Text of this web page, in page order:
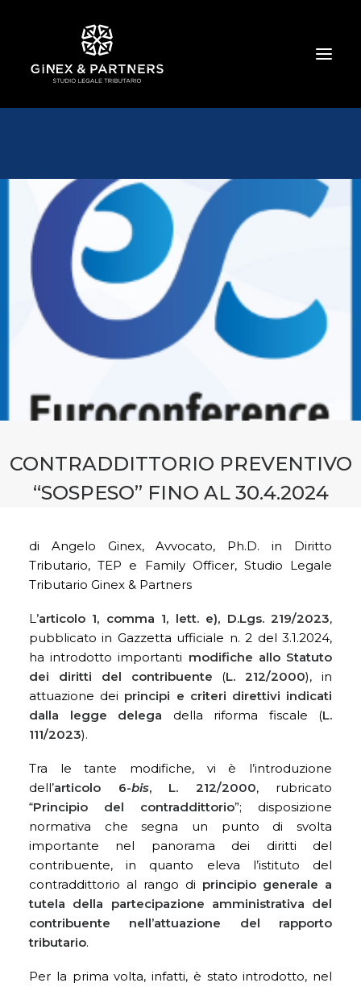
CHI SIAMO
TRIBUTARIO E PENALE TRIBUTARIO
GESTIONE E PROTEZIONE DEL PATRIMONIO
SOCIETARIO E CONTRATTUALISTICA
COMMERCIO INTERNAZIONALE
BANCARIO E FINANZIARIO
NEWS ED EVENTI
CONTRADDITTORIO PREVENTIVO
“SOSPESO” FINO AL 30.4.2024
di Angelo Ginex, Avvocato, Ph.D. in Diritto
Tributario, TEP e Family Officer, Studio Legale
Tributario Ginex & Partners
L’articolo 1, comma 1, lett. e), D.Lgs. 219/2023,
pubblicato in Gazzetta ufficiale n. 2 del 3.1.2024,
ha introdotto importanti modifiche allo Statuto
dei diritti del contribuente (L. 212/2000), in
attuazione dei principi e criteri direttivi indicati
dalla legge delega della riforma fiscale (L.
111/2023).
Tra le tante modifiche, vi è l’introduzione
dell’articolo 6-bis, L. 212/2000, rubricato
“Principio del contraddittorio”; disposizione
normativa che segna un punto di svolta
importante nel panorama dei diritti del
contribuente, in quanto eleva l’istituto del
contraddittorio al rango di principio generale a
tutela della partecipazione amministrativa del
contribuente nell’attuazione del rapporto
tributario.
Per la prima volta, infatti, è stato introdotto, nel